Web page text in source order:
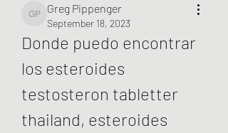
Greg Pippenger
Greg Pippenger
September 18, 2023
Donde puedo encontrar
los esteroides
testosteron tabletter
thailand, esteroides